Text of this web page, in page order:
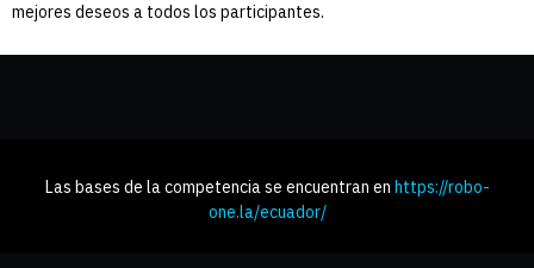
mejores deseos a todos los participantes.
Las bases de la competencia se encuentran en https://robo-
one.la/ecuador/